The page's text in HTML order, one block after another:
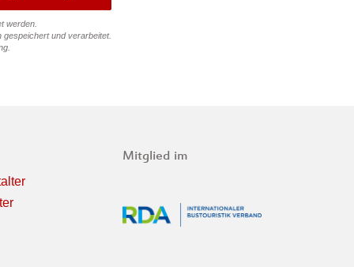
werden.
und verarbeitet.
Mitglied im